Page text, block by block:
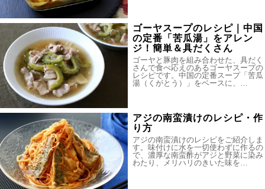
ゴーヤスープのレシピ｜中国
の定番「苦瓜湯」をアレン
ジ！簡単＆具だくさん
ゴーヤと豚肉を組み合わせた、具だく
さんで食べ応えのあるゴーヤスープの
レシピです。中国の定番スープ「苦瓜
湯（くがとう）」をベースに、…
アジの南蛮漬けのレシピ・作
り方
アジの南蛮漬けのレシピをご紹介しま
す。味付けに水を一切使わずに作るの
で、濃厚な南蛮酢がアジと野菜に染み
わたり、メリハリのきいた味を…